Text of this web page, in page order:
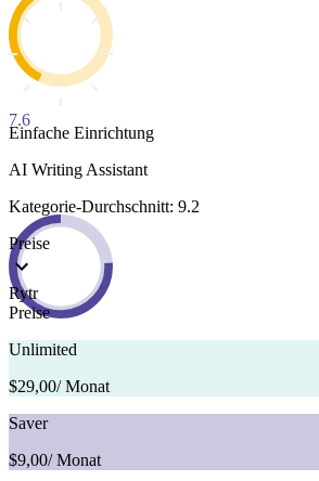
7.6
Einfache Einrichtung
AI Writing Assistant
Kategorie-Durchschnitt: 9.2
Preise
Rytr
Preise
Unlimited
$29,00/ Monat
Saver
$9,00/ Monat